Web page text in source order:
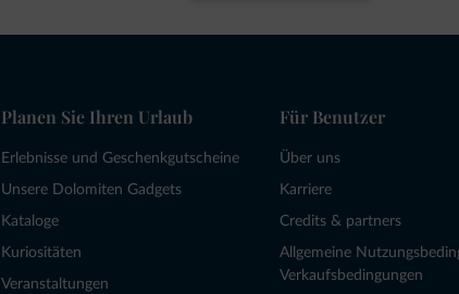
Planen Sie Ihren Urlaub
Erlebnisse und Geschenkgutscheine
Unsere Dolomiten Gadgets
Kataloge
Kuriositäten
Veranstaltungen
Für Benutzer
Über uns
Karriere
Credits & partners
Allgemeine
Verkaufsbedingungen